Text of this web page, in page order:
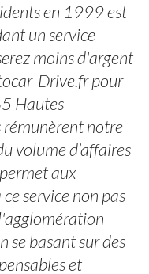
en 1999 est
un service
moins d'argent
Drive.fr pour
Hautes-
rémunèrent notre
volume d’affaires
aux
service non pas
se basant sur des
et